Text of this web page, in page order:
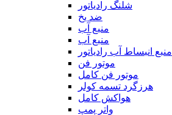
شلنگ رادیاتور
ضد یخ
منبع آب
منبع آب
منبع انبساط آب رادیاتور
موتور فن
موتور فن کامل
هرزگرد تسمه کولر
هواکش کامل
واتر پمپ